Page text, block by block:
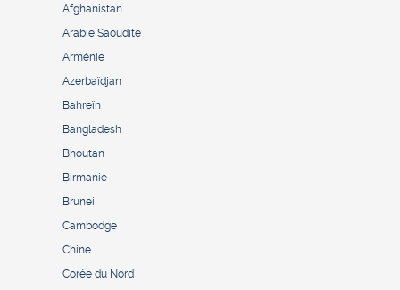
Afghanistan
Arabie Saoudite
Arménie
Azerbaïdjan
Bahreïn
Bangladesh
Bhoutan
Birmanie
Brunei
Cambodge
Chine
Corée du Nord